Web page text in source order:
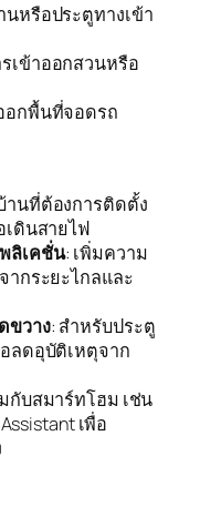
หรือประตูทางเข้า
เข้าออกสวนหรือ
อกพื้นที่จอดรถ
านที่ต้องการติดตั้ง
เดินสายไฟ
ลิเคชั่น: เพิ่มความ
ากระยะไกลและ
ขวาง: สำหรับประตู
ลดอุบัติเหตุจาก
กับสมาร์ทโฮม เช่น
เพื่อ